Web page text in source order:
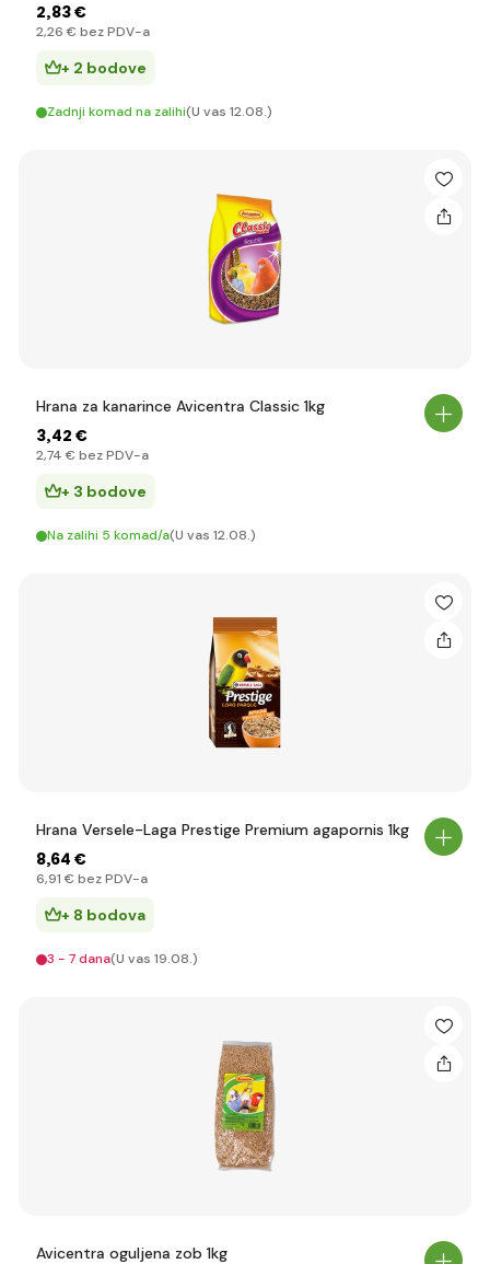
2,83 €
2,26 € bez PDV-a
+ 2 bodove
Zadnji komad na zalihi(U vas 12.08.)
Hrana za kanarince Avicentra Classic 1kg
3,42 €
2,74 € bez PDV-a
+ 3 bodove
Na zalihi 5 komad/a(U vas 12.08.)
Hrana Versele-Laga Prestige Premium agapornis 1kg
8,64 €
6,91 € bez PDV-a
+ 8 bodova
3 - 7 dana(U vas 19.08.)
Avicentra oguljena zob 1kg